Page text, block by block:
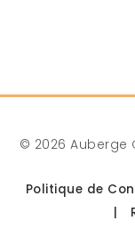
© 2026 Auberge
Politique de
|